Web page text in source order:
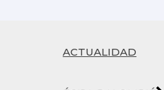
ACTUALIDAD